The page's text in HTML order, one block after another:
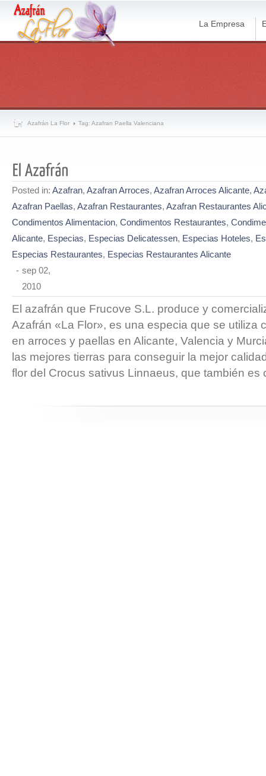
La Empresa
Azafrán La Flor Tag: Azafran Paella Valenciana
Posted in: Azafran, Azafran Arroces, Azafran Arroces Alicante,
Azafran Paellas, Azafran Restaurantes, Azafran Restaurantes
Condimentos Alimentacion, Condimentos Restaurantes,
Alicante, Especias, Especias Delicatessen, Especias Hoteles,
Especias Restaurantes, Especias Restaurantes Alicante
- sep 02,
2010
El azafrán que Frucove S.L. produce y
Azafrán «La Flor», es una especia que se utiliza
en arroces y paellas en Alicante, Valencia y
las mejores tierras para conseguir la mejor
flor del Crocus sativus Linnaeus, que también